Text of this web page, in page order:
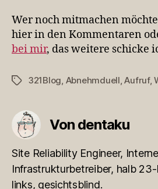
Wer noch mitmachen
hier in den Kommentaren
bei mir, das weitere schicke
Schlagwörter
321Blog, Abnehmduell,Aufruf,
Von dentaku
Site Reliability Engineer,
Infrastrukturbetreiber, halb
links, gesichtsblind.